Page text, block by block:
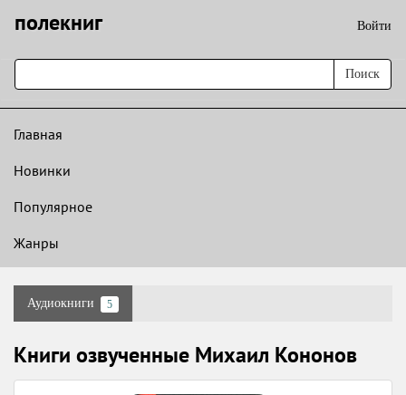
полекниг Войти
Поиск
Главная
Новинки
Популярное
Жанры
Аудиокниги 5
Книги озвученные Михаил Кононов